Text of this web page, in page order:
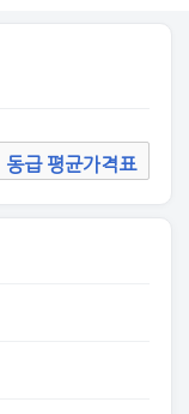
동급 평균가격표